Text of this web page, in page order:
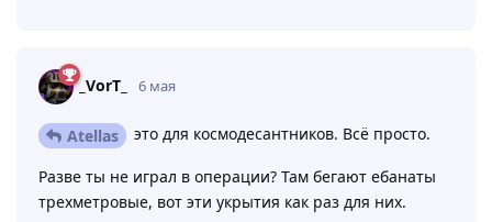
_VorT_ 6 мая
Atellas это для космодесантников. Всё просто.
Разве ты не играл в операции? Там бегают ебанаты
трехметровые, вот эти укрытия как раз для них.